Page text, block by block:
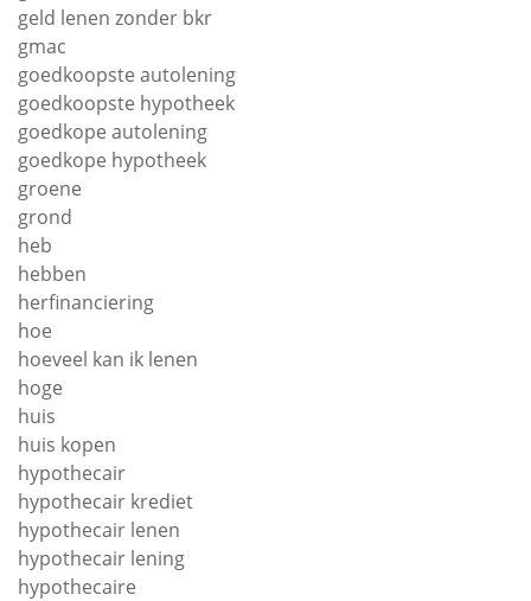
geld lenen zonder bkr
gmac
goedkoopste autolening
goedkoopste hypotheek
goedkope autolening
goedkope hypotheek
groene
grond
heb
hebben
herfinanciering
hoe
hoeveel kan ik lenen
hoge
huis
huis kopen
hypothecair
hypothecair krediet
hypothecair lenen
hypothecair lening
hypothecaire